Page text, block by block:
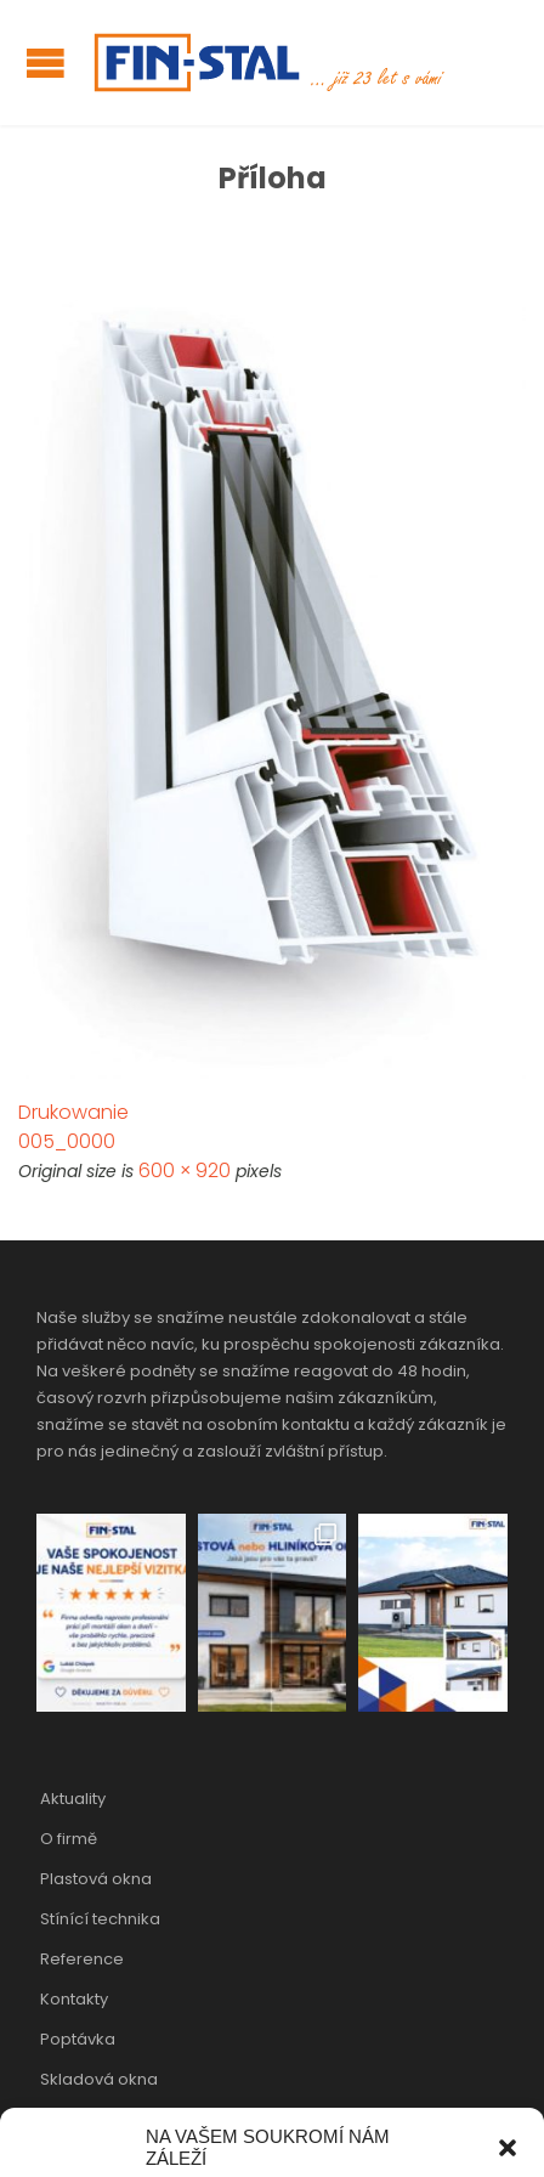
NA VAŠEM SOUKROMÍ NÁM
ZÁLEŽÍ
Příloha
Drukowanie
005_0000
Original size is 600 × 920 pixels
Naše služby se snažíme neustále zdokonalovat a stále
přidávat něco navíc, ku prospěchu spokojenosti zákazníka.
Na veškeré podněty se snažíme reagovat do 48 hodin,
časový rozvrh přizpůsobujeme našim zákazníkům,
snažíme se stavět na osobním kontaktu a každý zákazník je
pro nás jedinečný a zaslouží zvláštní přístup.
Aktuality
O firmě
Plastová okna
Stínící technika
Reference
Kontakty
Poptávka
Skladová okna